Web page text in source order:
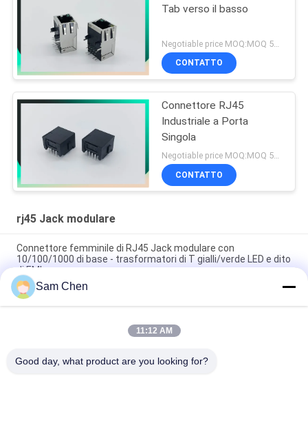
Tab verso il basso
CONTATTO
Connettore RJ45
Industriale a Porta
Singola
Negotiable price MOQ:MOQ 500- 5kpcs
CONTATTO
rj45 Jack modulare
Connettore femminile di RJ45 Jack modulare con
10/100/1000 di base - trasformatori di T gialli/verde LED e dito
di EMI
materia plastica orizzontale del nero di Molex RJ45 Jack
modulare 18.1L di Ethernet 1x1
Basso profilo approvato STP di ROHS 8P8C RJ45 SMT Jack
Sam Chen
11:12 AM
Good day, what product are you looking for?